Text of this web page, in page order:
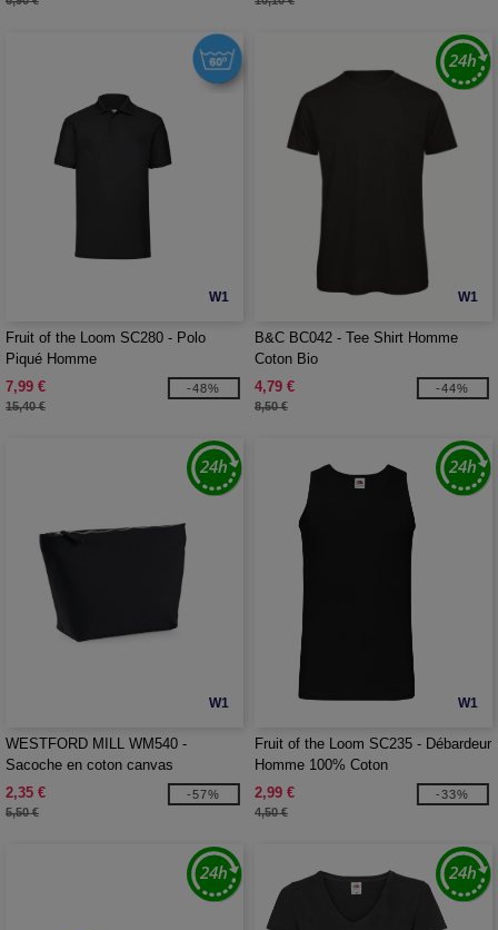
W1
Fruit of the Loom SC280 - Polo
Piqué Homme
7,99 €
15,40 €
-48%
W1
B&C BC042 - Tee Shirt Homme
Coton Bio
4,79 €
8,50 €
-44%
W1
WESTFORD MILL WM540 -
Sacoche en coton canvas
2,35 €
5,50 €
-57%
W1
Fruit of the Loom SC235 - Débardeur
Homme 100% Coton
2,99 €
4,50 €
-33%